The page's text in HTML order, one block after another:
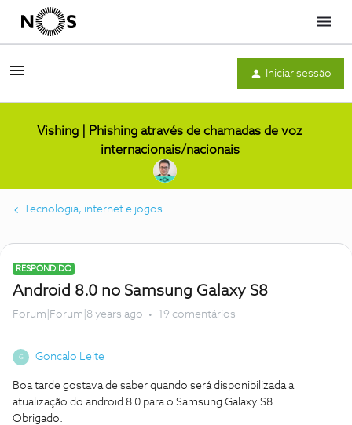
Menu
Iniciar sessão
Vishing | Phishing através de chamadas de voz
internacionais/nacionais
Tecnologia, internet e jogos
RESPONDIDO
Android 8.0 no Samsung Galaxy S8
Forum|Forum|8 years ago 19 comentários
G Goncalo Leite
Boa tarde gostava de saber quando será disponibilizada a
atualização do android 8.0 para o Samsung Galaxy S8.
Obrigado.